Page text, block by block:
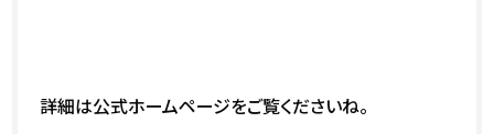
詳細は公式ホームページをご覧くださいね。